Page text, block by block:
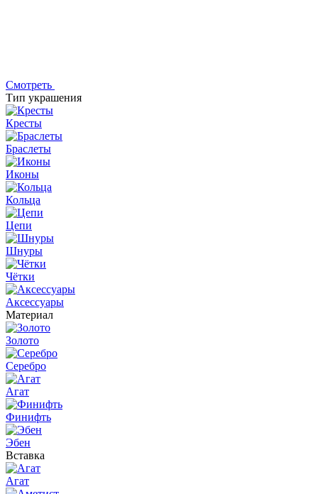
Смотреть
Тип украшения
Кресты
Браслеты
Иконы
Кольца
Цепи
Шнуры
Чётки
Аксессуары
Материал
Золото
Серебро
Агат
Финифть
Эбен
Вставка
Агат